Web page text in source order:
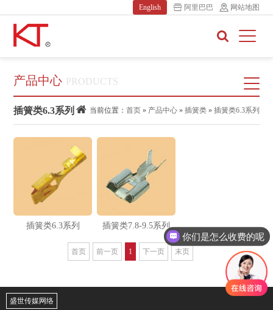
网站地图
阿里巴巴
English
产品中心 PRODUCTS
插簧类6.3系列 当前位置： 首页 » 产品中心 » 插簧类 » 插簧类6.3系列
插簧类6.3系列 插簧类7.8-9.5系列
首页 前一页 1 下一页 末页
盛世传媒网络
你们是怎么收费的呢